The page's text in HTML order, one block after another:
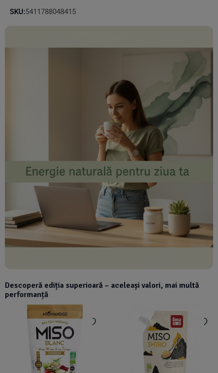
SKU:5411788048415
Descoperă ediția superioară – aceleași valori, mai multă
performanță